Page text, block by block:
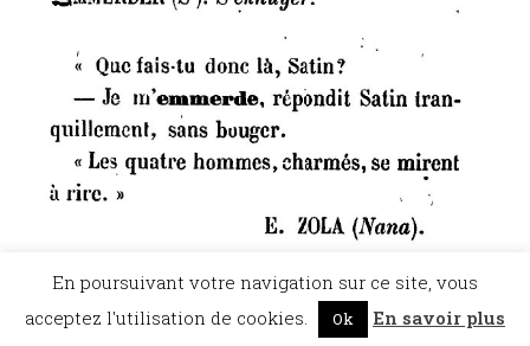
©Dicopathe - Tous droits réservés - Mentions légales- Réalisation :
Bel et Bien
En poursuivant votre navigation sur ce site, vous
acceptez l'utilisation de cookies.
Ok En savoir plus